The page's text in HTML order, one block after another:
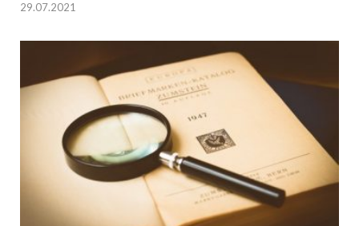
29.07.2021